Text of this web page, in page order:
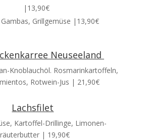
|13,90€
Grillgemüse |13,90€
Neuseeland
Knoblauchöl. Rosmarinkartoffeln,
Rotwein-Jus | 21,90€
Lachsfilet
Kartoffel-Drillinge, Limonen-
| 19,90€